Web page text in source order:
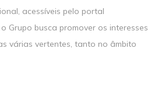
acessíveis pelo portal
Grupo busca promover os interesses
várias vertentes, tanto no âmbito